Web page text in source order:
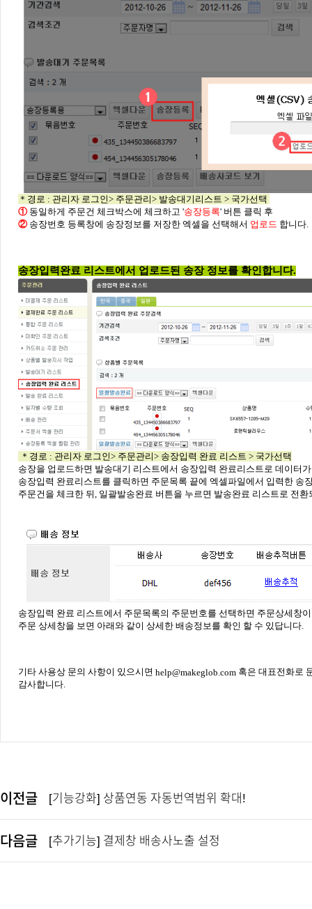
＊경로 : 관리자 로그인> 주문관리> 발송대기리스트 > 국가선택
①동일하게 주문건 체크박스에 체크하고 '송장등록' 버튼 클릭 후
② 송장번호 등록창에 송장정보를 저장한 엑셀을 선택해서 업로드 합니다.
송장입력완료 리스트에서 업로드된 송장 정보를 확인합니다.
＊경로 : 관리자 로그인> 주문관리> 송장입력 완료 리스트 > 국가선택
송장을 업로드하면 발송대기 리스트에서 송장입력 완료리스트로 데이터
송장입력 완료리스트를 클릭하면 주문목록 끝에 엑셀파일에서 입력한 송
주문건을 체크한 뒤, 일괄발송완료 버튼을 누르면 발송완료 리스트로 전환
송장입력 완료 리스트에서 주문목록의 주문번호를 선택하면 주문상세창
주문 상세창을 보면 아래와 같이 상세한 배송정보를 확인 할 수 있답니다.
기타 사용상 문의 사항이 있으시면 help@makeglob.com 혹은 대표전화로
감사합니다.
이전글 [기능강화] 상품연동 자동번역범위 확대!
다음글 [추가기능] 결제창 배송사노출 설정